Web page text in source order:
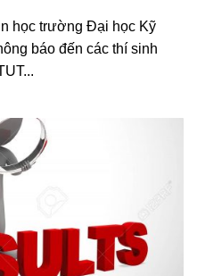
học trường Đại học Kỹ
báo đến các thí sinh